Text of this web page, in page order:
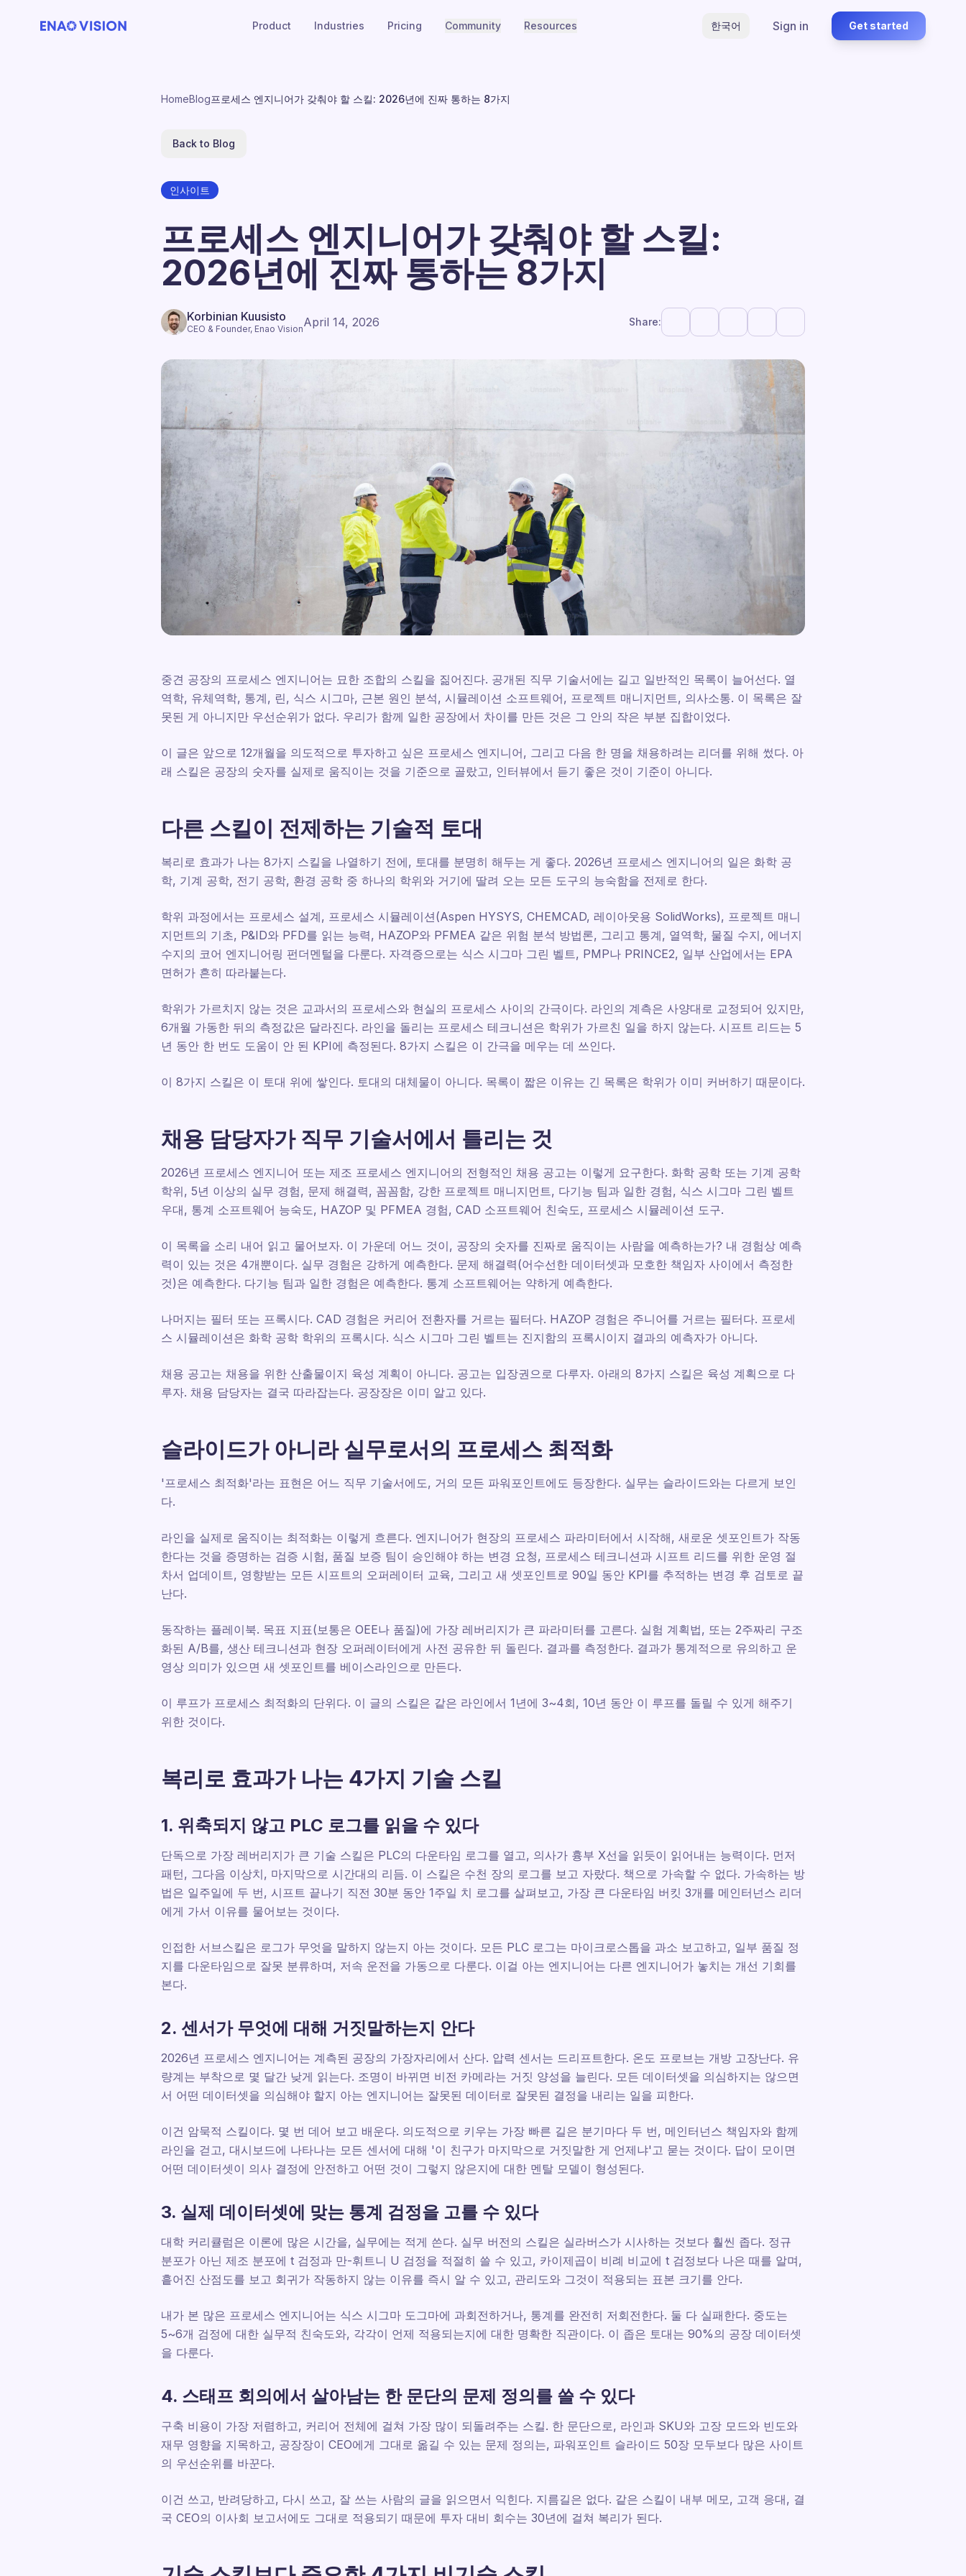
Product Industries Pricing Community Resources 한국어 Sign in Get started
HomeBlog프로세스 엔지니어가 갖춰야 할 스킬: 2026년에 진짜 통하는 8가지
Back to Blog
인사이트
프로세스 엔지니어가 갖춰야 할 스킬:
2026년에 진짜 통하는 8가지
Korbinian Kuusisto
CEO & Founder, Enao VisionApril 14, 2026 Share:
중견 공장의 프로세스 엔지니어는 묘한 조합의 스킬을 짊어진다. 공개된 직무 기술서에는 길고 일반적인 목록이 늘어선다. 열
역학, 유체역학, 통계, 린, 식스 시그마, 근본 원인 분석, 시뮬레이션 소프트웨어, 프로젝트 매니지먼트, 의사소통. 이 목록은 잘
못된 게 아니지만 우선순위가 없다. 우리가 함께 일한 공장에서 차이를 만든 것은 그 안의 작은 부분 집합이었다.
이 글은 앞으로 12개월을 의도적으로 투자하고 싶은 프로세스 엔지니어, 그리고 다음 한 명을 채용하려는 리더를 위해 썼다. 아
래 스킬은 공장의 숫자를 실제로 움직이는 것을 기준으로 골랐고, 인터뷰에서 듣기 좋은 것이 기준이 아니다.
다른 스킬이 전제하는 기술적 토대
복리로 효과가 나는 8가지 스킬을 나열하기 전에, 토대를 분명히 해두는 게 좋다. 2026년 프로세스 엔지니어의 일은 화학 공
학, 기계 공학, 전기 공학, 환경 공학 중 하나의 학위와 거기에 딸려 오는 모든 도구의 능숙함을 전제로 한다.
학위 과정에서는 프로세스 설계, 프로세스 시뮬레이션(Aspen HYSYS, CHEMCAD, 레이아웃용 SolidWorks), 프로젝트 매니
지먼트의 기초, P&ID와 PFD를 읽는 능력, HAZOP와 PFMEA 같은 위험 분석 방법론, 그리고 통계, 열역학, 물질 수지, 에너지
수지의 코어 엔지니어링 펀더멘털을 다룬다. 자격증으로는 식스 시그마 그린 벨트, PMP나 PRINCE2, 일부 산업에서는 EPA
면허가 흔히 따라붙는다.
학위가 가르치지 않는 것은 교과서의 프로세스와 현실의 프로세스 사이의 간극이다. 라인의 계측은 사양대로 교정되어 있지만,
6개월 가동한 뒤의 측정값은 달라진다. 라인을 돌리는 프로세스 테크니션은 학위가 가르친 일을 하지 않는다. 시프트 리드는 5
년 동안 한 번도 도움이 안 된 KPI에 측정된다. 8가지 스킬은 이 간극을 메우는 데 쓰인다.
이 8가지 스킬은 이 토대 위에 쌓인다. 토대의 대체물이 아니다. 목록이 짧은 이유는 긴 목록은 학위가 이미 커버하기 때문이다.
채용 담당자가 직무 기술서에서 틀리는 것
2026년 프로세스 엔지니어 또는 제조 프로세스 엔지니어의 전형적인 채용 공고는 이렇게 요구한다. 화학 공학 또는 기계 공학
학위, 5년 이상의 실무 경험, 문제 해결력, 꼼꼼함, 강한 프로젝트 매니지먼트, 다기능 팀과 일한 경험, 식스 시그마 그린 벨트
우대, 통계 소프트웨어 능숙도, HAZOP 및 PFMEA 경험, CAD 소프트웨어 친숙도, 프로세스 시뮬레이션 도구.
이 목록을 소리 내어 읽고 물어보자. 이 가운데 어느 것이, 공장의 숫자를 진짜로 움직이는 사람을 예측하는가? 내 경험상 예측
력이 있는 것은 4개뿐이다. 실무 경험은 강하게 예측한다. 문제 해결력(어수선한 데이터셋과 모호한 책임자 사이에서 측정한
것)은 예측한다. 다기능 팀과 일한 경험은 예측한다. 통계 소프트웨어는 약하게 예측한다.
나머지는 필터 또는 프록시다. CAD 경험은 커리어 전환자를 거르는 필터다. HAZOP 경험은 주니어를 거르는 필터다. 프로세
스 시뮬레이션은 화학 공학 학위의 프록시다. 식스 시그마 그린 벨트는 진지함의 프록시이지 결과의 예측자가 아니다.
채용 공고는 채용을 위한 산출물이지 육성 계획이 아니다. 공고는 입장권으로 다루자. 아래의 8가지 스킬은 육성 계획으로 다
루자. 채용 담당자는 결국 따라잡는다. 공장장은 이미 알고 있다.
슬라이드가 아니라 실무로서의 프로세스 최적화
'프로세스 최적화'라는 표현은 어느 직무 기술서에도, 거의 모든 파워포인트에도 등장한다. 실무는 슬라이드와는 다르게 보인
다.
라인을 실제로 움직이는 최적화는 이렇게 흐른다. 엔지니어가 현장의 프로세스 파라미터에서 시작해, 새로운 셋포인트가 작동
한다는 것을 증명하는 검증 시험, 품질 보증 팀이 승인해야 하는 변경 요청, 프로세스 테크니션과 시프트 리드를 위한 운영 절
차서 업데이트, 영향받는 모든 시프트의 오퍼레이터 교육, 그리고 새 셋포인트로 90일 동안 KPI를 추적하는 변경 후 검토로 끝
난다.
동작하는 플레이북. 목표 지표(보통은 OEE나 품질)에 가장 레버리지가 큰 파라미터를 고른다. 실험 계획법, 또는 2주짜리 구조
화된 A/B를, 생산 테크니션과 현장 오퍼레이터에게 사전 공유한 뒤 돌린다. 결과를 측정한다. 결과가 통계적으로 유의하고 운
영상 의미가 있으면 새 셋포인트를 베이스라인으로 만든다.
이 루프가 프로세스 최적화의 단위다. 이 글의 스킬은 같은 라인에서 1년에 3~4회, 10년 동안 이 루프를 돌릴 수 있게 해주기
위한 것이다.
복리로 효과가 나는 4가지 기술 스킬
1. 위축되지 않고 PLC 로그를 읽을 수 있다
단독으로 가장 레버리지가 큰 기술 스킬은 PLC의 다운타임 로그를 열고, 의사가 흉부 X선을 읽듯이 읽어내는 능력이다. 먼저
패턴, 그다음 이상치, 마지막으로 시간대의 리듬. 이 스킬은 수천 장의 로그를 보고 자랐다. 책으로 가속할 수 없다. 가속하는 방
법은 일주일에 두 번, 시프트 끝나기 직전 30분 동안 1주일 치 로그를 살펴보고, 가장 큰 다운타임 버킷 3개를 메인터넌스 리더
에게 가서 이유를 물어보는 것이다.
인접한 서브스킬은 로그가 무엇을 말하지 않는지 아는 것이다. 모든 PLC 로그는 마이크로스톱을 과소 보고하고, 일부 품질 정
지를 다운타임으로 잘못 분류하며, 저속 운전을 가동으로 다룬다. 이걸 아는 엔지니어는 다른 엔지니어가 놓치는 개선 기회를
본다.
2. 센서가 무엇에 대해 거짓말하는지 안다
2026년 프로세스 엔지니어는 계측된 공장의 가장자리에서 산다. 압력 센서는 드리프트한다. 온도 프로브는 개방 고장난다. 유
량계는 부착으로 몇 달간 낮게 읽는다. 조명이 바뀌면 비전 카메라는 거짓 양성을 늘린다. 모든 데이터셋을 의심하지는 않으면
서 어떤 데이터셋을 의심해야 할지 아는 엔지니어는 잘못된 데이터로 잘못된 결정을 내리는 일을 피한다.
이건 암묵적 스킬이다. 몇 번 데어 보고 배운다. 의도적으로 키우는 가장 빠른 길은 분기마다 두 번, 메인터넌스 책임자와 함께
라인을 걷고, 대시보드에 나타나는 모든 센서에 대해 '이 친구가 마지막으로 거짓말한 게 언제냐'고 묻는 것이다. 답이 모이면
어떤 데이터셋이 의사 결정에 안전하고 어떤 것이 그렇지 않은지에 대한 멘탈 모델이 형성된다.
3. 실제 데이터셋에 맞는 통계 검정을 고를 수 있다
대학 커리큘럼은 이론에 많은 시간을, 실무에는 적게 쓴다. 실무 버전의 스킬은 실라버스가 시사하는 것보다 훨씬 좁다. 정규
분포가 아닌 제조 분포에 t 검정과 만-휘트니 U 검정을 적절히 쓸 수 있고, 카이제곱이 비례 비교에 t 검정보다 나은 때를 알며,
흩어진 산점도를 보고 회귀가 작동하지 않는 이유를 즉시 알 수 있고, 관리도와 그것이 적용되는 표본 크기를 안다.
내가 본 많은 프로세스 엔지니어는 식스 시그마 도그마에 과회전하거나, 통계를 완전히 저회전한다. 둘 다 실패한다. 중도는
5~6개 검정에 대한 실무적 친숙도와, 각각이 언제 적용되는지에 대한 명확한 직관이다. 이 좁은 토대는 90%의 공장 데이터셋
을 다룬다.
4. 스태프 회의에서 살아남는 한 문단의 문제 정의를 쓸 수 있다
구축 비용이 가장 저렴하고, 커리어 전체에 걸쳐 가장 많이 되돌려주는 스킬. 한 문단으로, 라인과 SKU와 고장 모드와 빈도와
재무 영향을 지목하고, 공장장이 CEO에게 그대로 옮길 수 있는 문제 정의는, 파워포인트 슬라이드 50장 모두보다 많은 사이트
의 우선순위를 바꾼다.
이건 쓰고, 반려당하고, 다시 쓰고, 잘 쓰는 사람의 글을 읽으면서 익힌다. 지름길은 없다. 같은 스킬이 내부 메모, 고객 응대, 결
국 CEO의 이사회 보고서에도 그대로 적용되기 때문에 투자 대비 회수는 30년에 걸쳐 복리가 된다.